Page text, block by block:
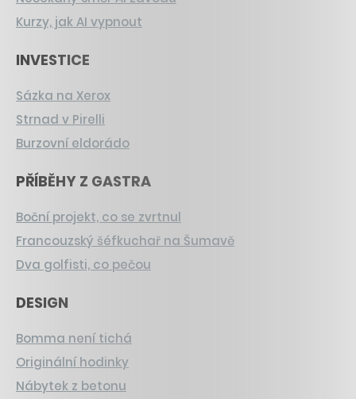
Kurzy, jak AI vypnout
INVESTICE
Sázka na Xerox
Strnad v Pirelli
Burzovní eldorádo
PŘÍBĚHY Z GASTRA
Boční projekt, co se zvrtnul
Francouzský šéfkuchař na Šumavě
Dva golfisti, co pečou
DESIGN
Bomma není tichá
Originální hodinky
Nábytek z betonu